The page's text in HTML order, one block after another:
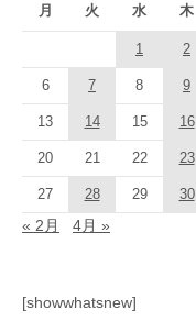
月 火 水 木
1 2
6 7 8 9
13 14 15 16
20 21 22 23
27 28 29 30
« 2月 4月 »
[showwhatsnew]